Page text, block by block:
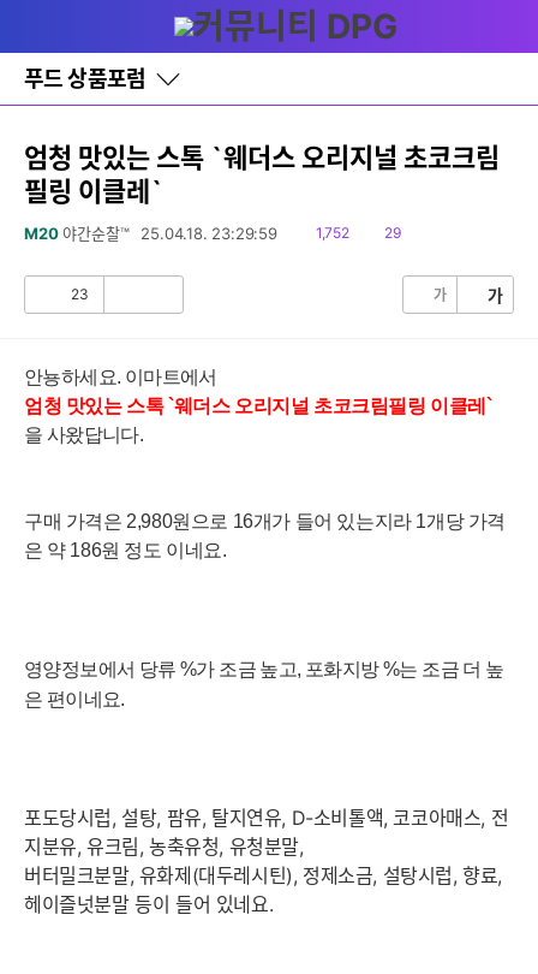
와
홈
푸드 상품포럼
바
로
기
레
창
글
엄청 맛있는 스톡 `웨더스 오리지널 초코크림
필링 이클레`
M20 야간순찰™ 25.04.18. 23:29:59
읽
1,752
댓
29
공23 가 가
안뇽하세요. 이마트에서
엄청 맛있는 스톡`웨더스 오리지널 초코크림필링 이클레 `
을 사왔답니다.
구매 가격은 2,980원으로 16개가 들어 있는지라 1개당 가격
은 약 186원 정도 이네요.
영양정보에서 당류 %가 조금 높고, 포화지방 %는 조금 더 높
은 편이네요.
포도당시럽, 설탕, 팜유, 탈지연유, D-소비톨액, 코코아매스, 전
지분유, 유크림, 농축유청, 유청분말,
버터밀크분말, 유화제(대두레시틴), 정제소금, 설탕시럽, 향료,
헤이즐넛분말 등이 들어 있네요.